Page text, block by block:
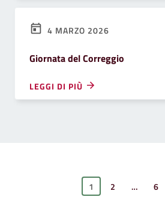
4 MARZO 2026
Giornata del Correggio
LEGGI DI PIÙ
1 2 … 6